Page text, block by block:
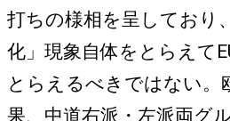
打ちの様相を呈しており
化」現象自体をとらえて
とらえるべきではない。
果、中道右派・左派両グ